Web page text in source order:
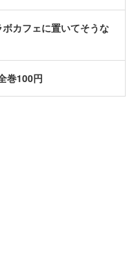
ボカフェに置いてそうな
巻100円